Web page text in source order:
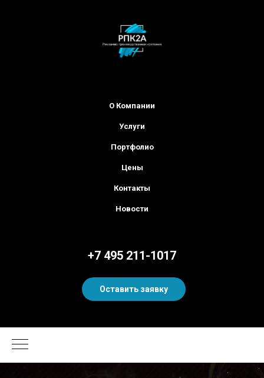
О Компании
Услуги
Портфолио
Цены
Контакты
Новости
+7 495 211-1017
Оставить заявку